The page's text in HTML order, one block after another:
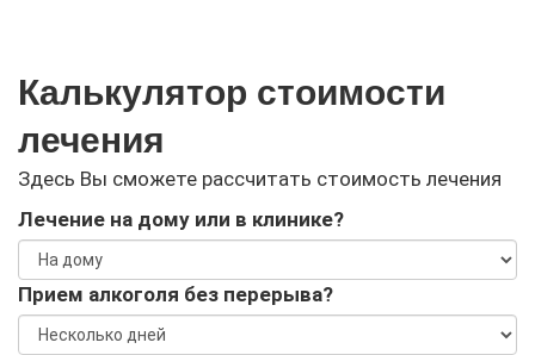
Калькулятор стоимости
лечения
Здесь Вы сможете рассчитать стоимость лечения
Лечение на дому или в клинике?
Прием алкоголя без перерыва?